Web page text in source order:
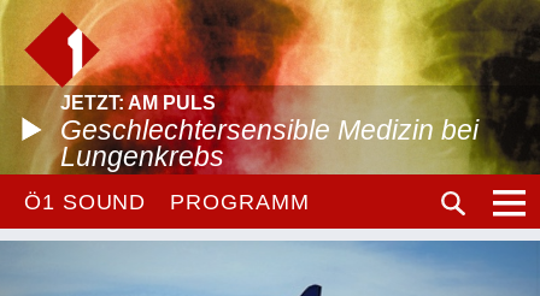
JETZT: AM PULS
Geschlechtersensible Medizin bei
Lungenkrebs
Ö1 SOUND PROGRAMM